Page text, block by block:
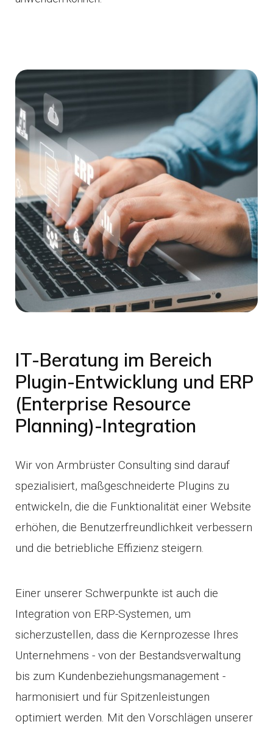
IT-Beratung im Bereich
Plugin-Entwicklung und ERP
(Enterprise Resource
Planning)-Integration
Wir von Armbrüster Consulting sind darauf
spezialisiert, maßgeschneiderte Plugins zu
entwickeln, die die Funktionalität einer Website
erhöhen, die Benutzerfreundlichkeit verbessern
und die betriebliche Effizienz steigern.
Einer unserer Schwerpunkte ist auch die
Integration von ERP-Systemen, um
sicherzustellen, dass die Kernprozesse Ihres
Unternehmens - von der Bestandsverwaltung
bis zum Kundenbeziehungsmanagement -
harmonisiert und für Spitzenleistungen
optimiert werden. Mit den Vorschlägen unserer